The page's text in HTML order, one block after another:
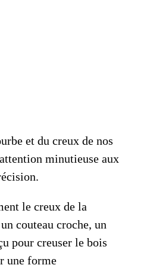
et du creux de nos
minutieuse aux
le creux de la
couteau croche, un
pour creuser le bois
une forme